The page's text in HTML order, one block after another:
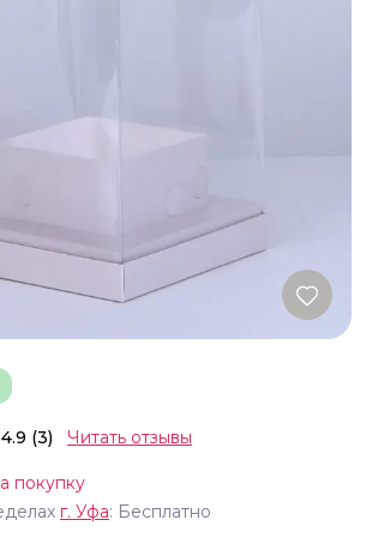
покупку
г. Уфа: Бесплатно
4.9 (3) Читать отзывы